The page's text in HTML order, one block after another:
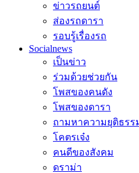
ข่าวรถยนต์
ส่องรถดารา
รอบรู้เรื่องรถ
Socialnews
เป็นข่าว
ร่วมด้วยช่วยกัน
โพสของคนดัง
โพสของดารา
ถามหาความยุติธรร
โคตรเจ๋ง
คนดีของสังคม
ดราม่า